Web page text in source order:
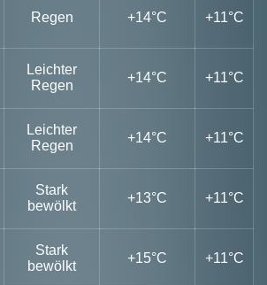
Regen +14°C +11°C
Leichter
Regen
+14°C +11°C
Leichter
Regen
+14°C +11°C
Stark
bewölkt
+13°C +11°C
Stark
bewölkt
+15°C +11°C